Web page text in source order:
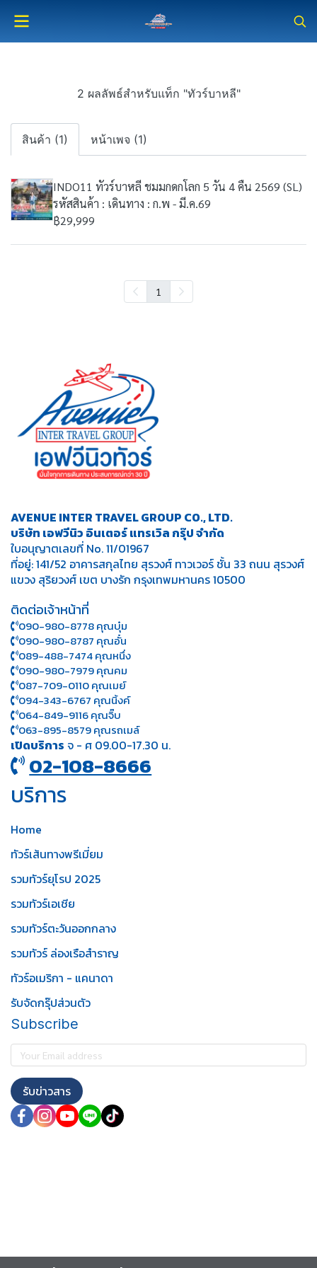
2 ผลลัพธ์สำหรับแท็ก "ทัวร์บาหลี"
สินค้า (1) หน้าเพจ (1)
INDO11 ทัวร์บาหลี ชมมกดกโลก 5 วัน 4 คืน 2569 (SL)
รหัสสินค้า : เดินทาง : ก.พ - มี.ค.69
฿29,999
1
AVENUE INTER TRAVEL GROUP CO., LTD.
บริษัท เอฟวีนิว อินเตอร์ แทรเวิล กรุ๊ป จำกัด
ใบอนุญาตเลขที่ No. 11/01967
ที่อยู่: 141/52 อาคารสกุลไทย สุรวงศ์ ทาวเวอร์ ชั้น 33 ถนน สุรวงศ์
แขวง สุริยวงศ์ เขต บางรัก กรุงเทพมหานคร 10500
ติดต่อเจ้าหน้าที่
090-980-8778 คุณบุ๋ม
090-980-8787 คุณอั๋น
089-488-7474 คุณหนึ่ง
090-980-7979 คุณคม
087-709-0110 คุณเมย์
094-343-6767 คุณนิ้งค์
064-849-9116 คุณจิ๊บ
063-895-8 579คุณรถเมล์
เปิดบริการ จ - ศ 09.00-17.30 น.
02-108-8666
บริการ
Home
ทัวร์เส้นทางพรีเมี่ยม
รวมทัวร์ยุโรป 2025
รวมทัวร์เอเชีย
รวมทัวร์ตะวันออกกลาง
รวมทัวร์ ล่องเรือสำราญ
ทัวร์อเมริกา - แคนาดา
รับจัดกรุ๊ปส่วนตัว
Subscribe
รับข่าวสาร